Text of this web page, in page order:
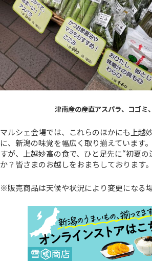
津南産の産直アスパラ、コゴミ
マルシェ会場では、これらのほかにも上越
に、新潟の味覚を幅広く取り揃えています
すが、上越妙高の食で、ひと足先に“初夏
か？皆さまのお越しをおまちしております。
※販売商品は天候や状況により変更になる